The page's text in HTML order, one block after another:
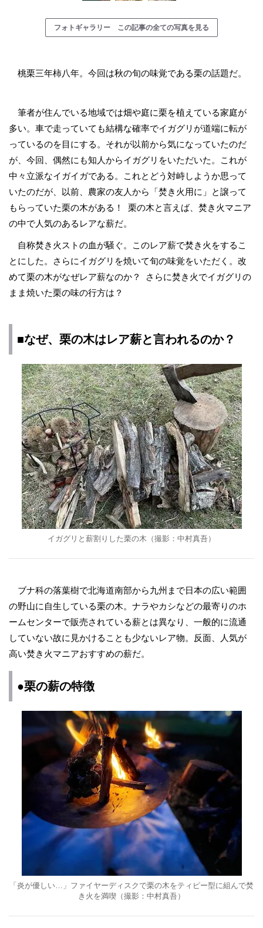
フォトギャラリー この記事の全ての写真を見る
桃栗三年柿八年。今回は秋の旬の味覚である栗の話題だ。
筆者が住んでいる地域では畑や庭に栗を植えている家庭が
多い。車で走っていても結構な確率でイガグリが道端に転が
っているのを目にする。それが以前から気になっていたのだ
が、今回、偶然にも知人からイガグリをいただいた。これが
中々立派なイガイガである。これとどう対峙しようか思って
いたのだが、以前、農家の友人から「焚き火用に」と譲って
もらっていた栗の木がある！ 栗の木と言えば、焚き火マニア
の中で人気のあるレアな薪だ。
自称焚き火ストの血が騒ぐ。このレア薪で焚き火をするこ
とにした。さらにイガグリを焼いて旬の味覚をいただく。改
めて栗の木がなぜレア薪なのか？ さらに焚き火でイガグリの
まま焼いた栗の味の行方は？
■なぜ、栗の木はレア薪と言われるのか？
イガグリと薪割りした栗の木（撮影：中村真吾）
ブナ科の落葉樹で北海道南部から九州まで日本の広い範囲
の野山に自生している栗の木。ナラやカシなどの最寄りのホ
ームセンターで販売されている薪とは異なり、一般的に流通
していない故に見かけることも少ないレア物。反面、人気が
高い焚き火マニアおすすめの薪だ。
●栗の薪の特徴
「炎が優しい…」ファイヤーディスクで栗の木をティピー型に組んで焚
き火を満喫（撮影：中村真吾）